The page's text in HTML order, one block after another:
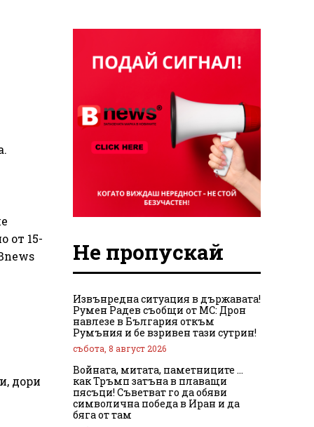
от 15-
дори
Не пропускай
Извънредна ситуация в държавата!
Румен Радев съобщи от МС: Дрон
навлезе в България откъм
Румъния и бе взривен тази сутрин!
събота, 8 август 2026
Войната, митата, паметниците …
как Тръмп затъна в плаващи
пясъци! Съветват го да обяви
символична победа в Иран и да
бяга от там